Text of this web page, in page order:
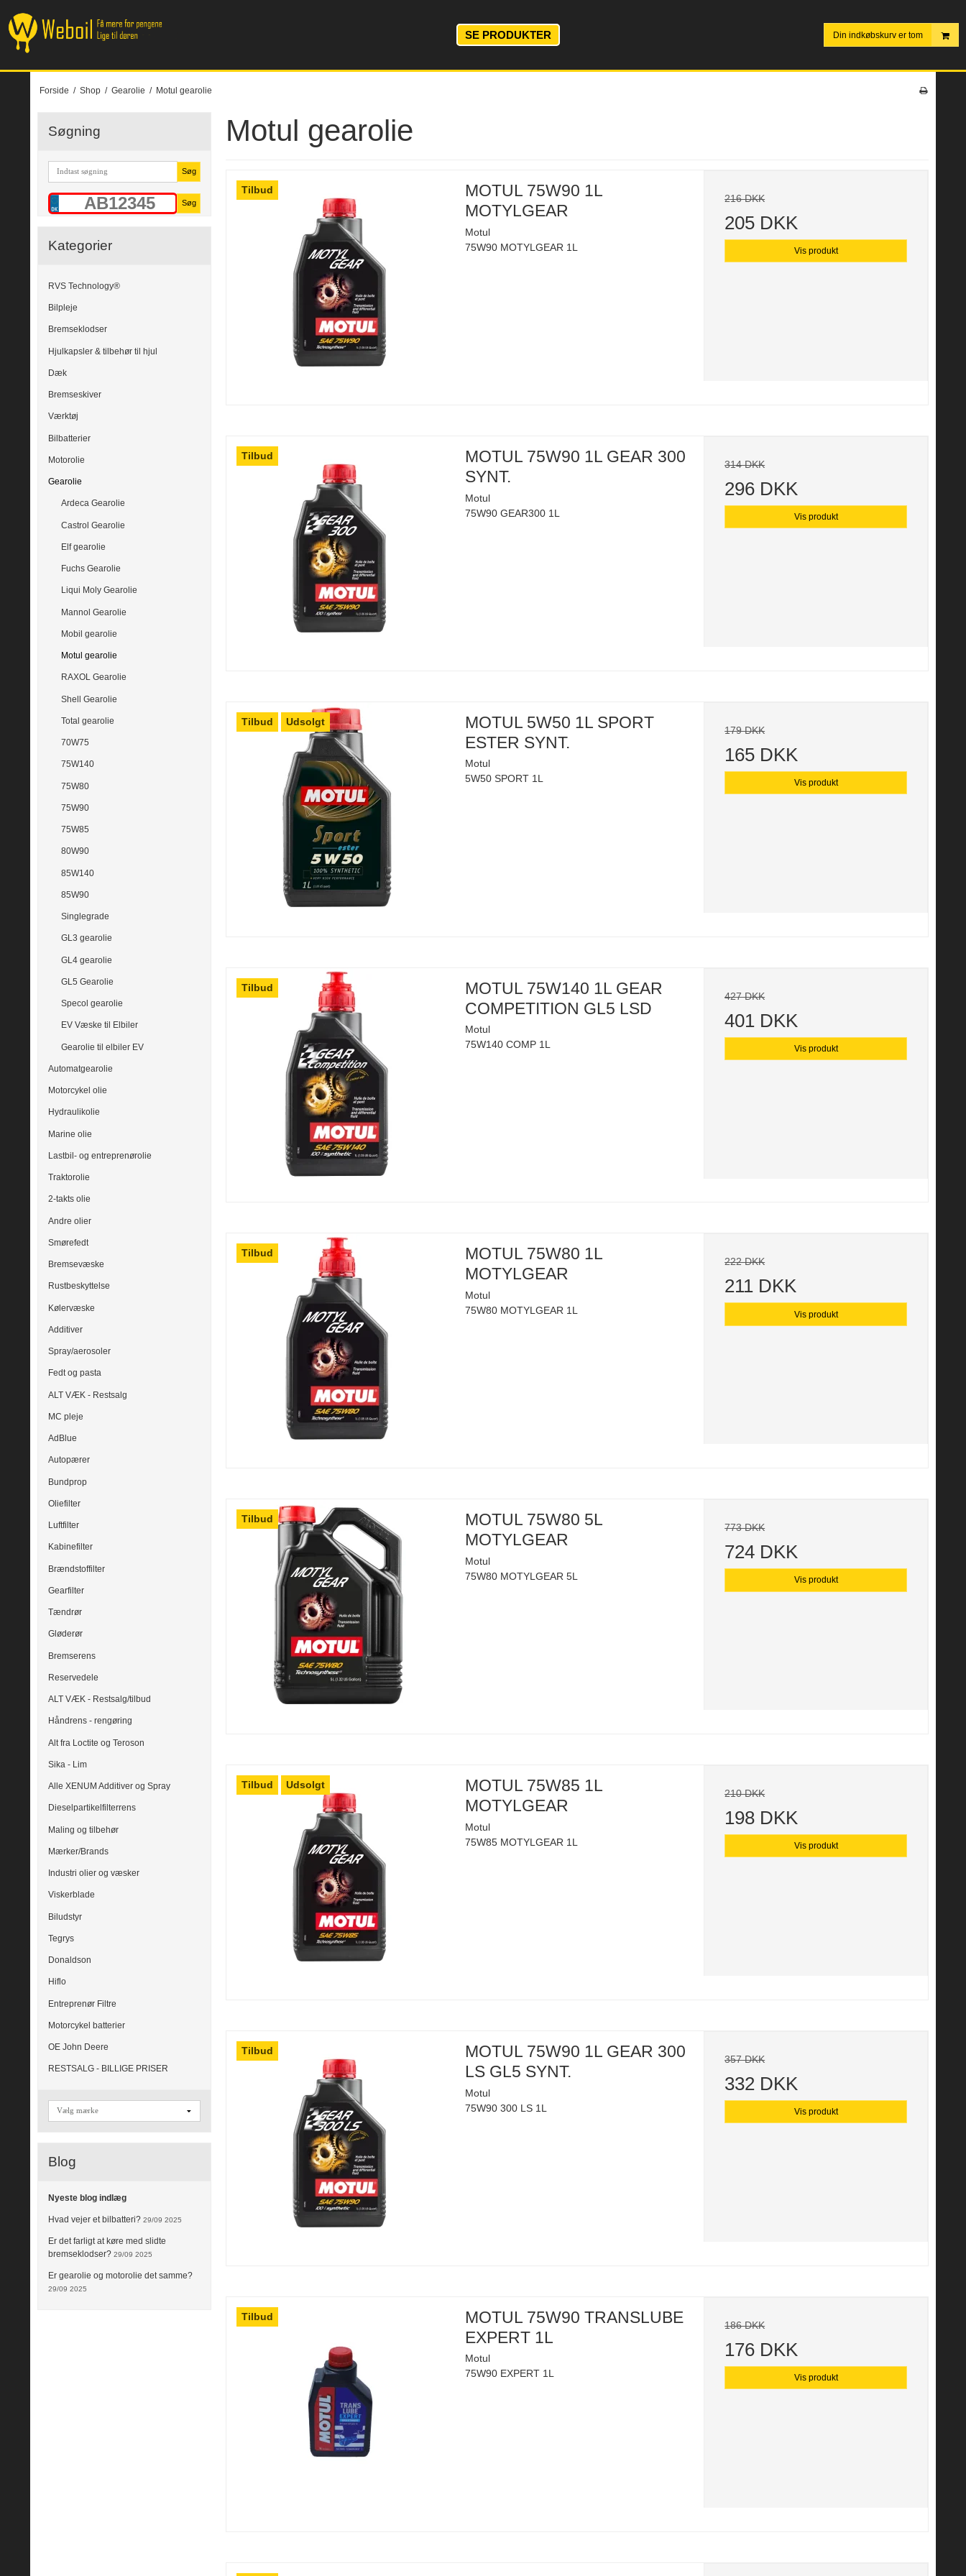
SE PRODUKTER Din indkøbskurv er tom
Forside / Shop / Gearolie / Motul gearolie
Søgning
Søg
Søg
Kategorier
RVS Technology®
Bilpleje
Bremseklodser
Hjulkapsler & tilbehør til hjul
Dæk
Bremseskiver
Værktøj
Bilbatterier
Motorolie
Gearolie
Ardeca Gearolie
Castrol Gearolie
Elf gearolie
Fuchs Gearolie
Liqui Moly Gearolie
Mannol Gearolie
Mobil gearolie
Motul gearolie
RAXOL Gearolie
Shell Gearolie
Total gearolie
70W75
75W140
75W80
75W90
75W85
80W90
85W140
85W90
Singlegrade
GL3 gearolie
GL4 gearolie
GL5 Gearolie
Specol gearolie
EV Væske til Elbiler
Gearolie til elbiler EV
Automatgearolie
Motorcykel olie
Hydraulikolie
Marine olie
Lastbil- og entreprenørolie
Traktorolie
2-takts olie
Andre olier
Smørefedt
Bremsevæske
Rustbeskyttelse
Kølervæske
Additiver
Spray/aerosoler
Fedt og pasta
ALT VÆK - Restsalg
MC pleje
AdBlue
Autopærer
Bundprop
Oliefilter
Luftfilter
Kabinefilter
Brændstoffilter
Gearfilter
Tændrør
Gløderør
Bremserens
Reservedele
ALT VÆK - Restsalg/tilbud
Håndrens - rengøring
Alt fra Loctite og Teroson
Sika - Lim
Alle XENUM Additiver og Spray
Dieselpartikelfilterrens
Maling og tilbehør
Mærker/Brands
Industri olier og væsker
Viskerblade
Biludstyr
Tegrys
Donaldson
Hiflo
Entreprenør Filtre
Motorcykel batterier
OE John Deere
RESTSALG - BILLIGE PRISER
Blog
Nyeste blog indlæg
Hvad vejer et bilbatteri? 29/09 2025
Er det farligt at køre med slidte
bremseklodser? 29/09 2025
Er gearolie og motorolie det samme?
29/09 2025
Motul gearolie
Tilbud
MOTUL 75W90 1L
MOTYLGEAR
Motul
75W90 MOTYLGEAR 1L
216 DKK
205 DKK
Vis produkt
Tilbud
MOTUL 75W90 1L GEAR 300
SYNT.
Motul
75W90 GEAR300 1L
314 DKK
296 DKK
Vis produkt
Tilbud Udsolgt
MOTUL 5W50 1L SPORT
ESTER SYNT.
Motul
5W50 SPORT 1L
179 DKK
165 DKK
Vis produkt
Tilbud
MOTUL 75W140 1L GEAR
COMPETITION GL5 LSD
Motul
75W140 COMP 1L
427 DKK
401 DKK
Vis produkt
Tilbud
MOTUL 75W80 1L
MOTYLGEAR
Motul
75W80 MOTYLGEAR 1L
222 DKK
211 DKK
Vis produkt
Tilbud
MOTUL 75W80 5L
MOTYLGEAR
Motul
75W80 MOTYLGEAR 5L
773 DKK
724 DKK
Vis produkt
Tilbud Udsolgt
MOTUL 75W85 1L
MOTYLGEAR
Motul
75W85 MOTYLGEAR 1L
210 DKK
198 DKK
Vis produkt
Tilbud
MOTUL 75W90 1L GEAR 300
LS GL5 SYNT.
Motul
75W90 300 LS 1L
357 DKK
332 DKK
Vis produkt
Tilbud
MOTUL 75W90 TRANSLUBE
EXPERT 1L
Motul
75W90 EXPERT 1L
186 DKK
176 DKK
Vis produkt